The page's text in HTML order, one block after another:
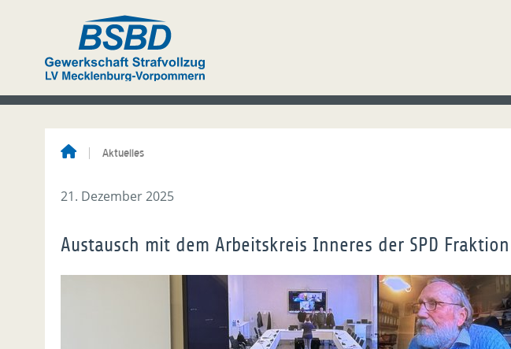
Aktuelles
21. Dezember 2025
Austausch mit dem Arbeitskreis Inneres der SPD